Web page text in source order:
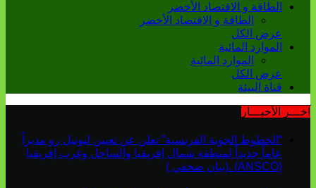
الطاقة و الاقتصاد الأخضر
الطاقة و الاقتصاد الأخضر
عرض الكل
الموارد المائية
الموارد المائية
عرض الكل
قناة البيئة
آخـــر الأخبـــار
“الخطوط الجوية الفرنسية” تعلن عن تعيين ليونيل رو مديراً
عاماً جديداً لمنطقة شمال إفريقيا والساحل وغرب إفريقيا
(ANSCO) .(بيان صحفي )